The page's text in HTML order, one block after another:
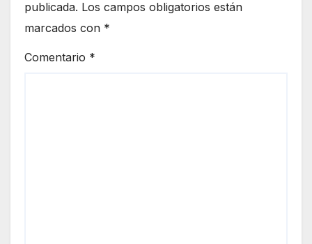
publicada. Los campos obligatorios están
marcados con *
Comentario *